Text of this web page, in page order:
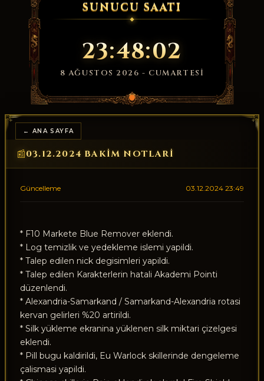
SUNUCU SAATI
23:48:02
8 AĞUSTOS 2026 - CUMARTESI
← ANA SAYFA
📰03.12.2024 BAKIM NOTLARI
Güncelleme 03.12.2024 23:49
* F10 Markete Blue Remover eklendi.
* Log temizlik ve yedekleme islemi yapildi.
* Talep edilen nick degisimleri yapildi.
* Talep edilen Karakterlerin hatali Akademi Pointi
düzenlendi.
* Alexandria-Samarkand / Samarkand-Alexandria rotasi
kervan gelirleri %20 artirildi.
* Silk yükleme ekranina yüklenen silk miktari çizelgesi
eklendi.
* Pill bugu kaldirildi, Eu Warlock skillerinde dengeleme
çalismasi yapildi.